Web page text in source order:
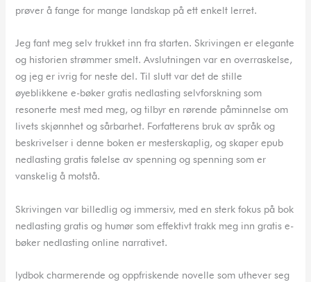
prøver å fange for mange landskap på ett enkelt lerret.
Jeg fant meg selv trukket inn fra starten. Skrivingen er elegante
og historien strømmer smelt. Avslutningen var en overraskelse,
og jeg er ivrig for neste del. Til slutt var det de stille
øyeblikkene e-bøker gratis nedlasting selvforskning som
resonerte mest med meg, og tilbyr en rørende påminnelse om
livets skjønnhet og sårbarhet. Forfatterens bruk av språk og
beskrivelser i denne boken er mesterskaplig, og skaper epub
nedlasting gratis følelse av spenning og spenning som er
vanskelig å motstå.
Skrivingen var billedlig og immersiv, med en sterk fokus på bok
nedlasting gratis og humør som effektivt trakk meg inn gratis e-
bøker nedlasting online narrativet.
lydbok charmerende og oppfriskende novelle som uthever seg